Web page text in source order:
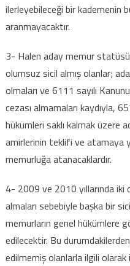
ilerleyebileceği bir kademenin
aranmayacaktır.
3- Halen aday memur
olumsuz sicil almış olanlar;
olmaları ve 6111 sayılı
cezası almamaları kaydıyla,
hükümleri saklı kalmak üzere
amirlerinin teklifi ve atamaya
memurluğa atanacaklardır.
4- 2009 ve 2010 yıllarında
almaları sebebiyle başka bir
memurların genel hükümlere
edilecektir. Bu
edilmemiş olanlarla ilgili